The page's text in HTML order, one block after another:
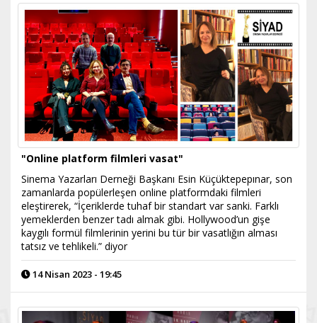
"Online platform filmleri vasat"
Sinema Yazarları Derneği Başkanı Esin Küçüktepepınar, son
zamanlarda popülerleşen online platformdaki filmleri
eleştirerek, “İçeriklerde tuhaf bir standart var sanki. Farklı
yemeklerden benzer tadı almak gibi. Hollywood’un gişe
kaygılı formül filmlerinin yerini bu tür bir vasatlığın alması
tatsız ve tehlikeli.” diyor
14 Nisan 2023 - 19:45